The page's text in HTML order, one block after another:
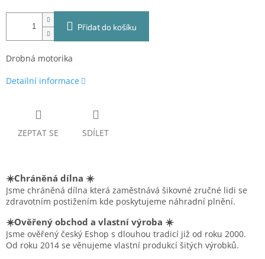
Přidat do košíku
Drobná motorika
Detailní informace
ZEPTAT SE SDÍLET
☀️Chráněná dílna ☀️
Jsme chráněná dílna která zaměstnává šikovné zručné lidi se
zdravotním postižením kde poskytujeme náhradní plnění.
☀️Ověřený obchod a vlastní výroba ☀️
Jsme ověřený český Eshop s dlouhou tradicí již od roku 2000.
Od roku 2014 se věnujeme vlastní produkcí šitých výrobků.